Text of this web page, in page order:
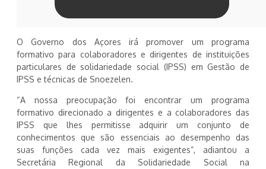
O Governo dos Açores irá promover um programa
formativo para colaboradores e dirigentes de instituições
particulares de solidariedade social (IPSS) em Gestão de
IPSS e técnicas de Snoezelen.
“A nossa preocupação foi encontrar um programa
formativo direcionado a dirigentes e a colaboradores das
IPSS que lhes permitisse adquirir um conjunto de
conhecimentos que são essenciais ao desempenho das
suas funções cada vez mais exigentes”, adiantou a
Secretária Regional da Solidariedade Social na